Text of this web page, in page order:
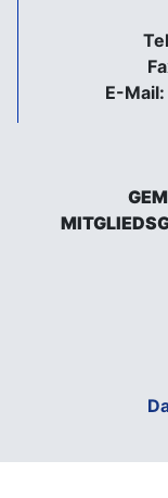
E-Mail: